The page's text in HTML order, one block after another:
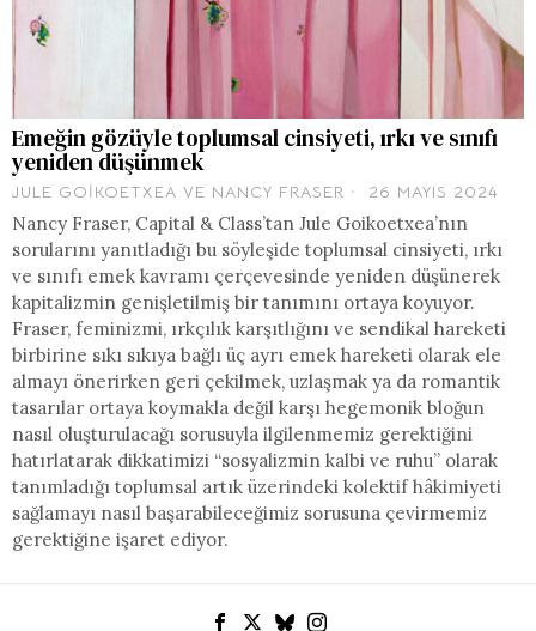
Emeğin gözüyle toplumsal cinsiyeti, ırkı ve sınıfı
yeniden düşünmek
JULE GOIKOETXEA VE NANCY FRASER 26 MAYIS 2024
Nancy Fraser, Capital & Class’tan Jule Goikoetxea’nın
sorularını yanıtladığı bu söyleşide toplumsal cinsiyeti, ırkı
ve sınıfı emek kavramı çerçevesinde yeniden düşünerek
kapitalizmin genişletilmiş bir tanımını ortaya koyuyor.
Fraser, feminizmi, ırkçılık karşıtlığını ve sendikal hareketi
birbirine sıkı sıkıya bağlı üç ayrı emek hareketi olarak ele
almayı önerirken geri çekilmek, uzlaşmak ya da romantik
tasarılar ortaya koymakla değil karşı hegemonik bloğun
nasıl oluşturulacağı sorusuyla ilgilenmemiz gerektiğini
hatırlatarak dikkatimizi “sosyalizmin kalbi ve ruhu” olarak
tanımladığı toplumsal artık üzerindeki kolektif hâkimiyeti
sağlamayı nasıl başarabileceğimiz sorusuna çevirmemiz
gerektiğine işaret ediyor.